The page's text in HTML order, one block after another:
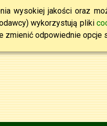
wysokiej jakości oraz
wykorzystują pliki
zmienić odpowiednie opcje